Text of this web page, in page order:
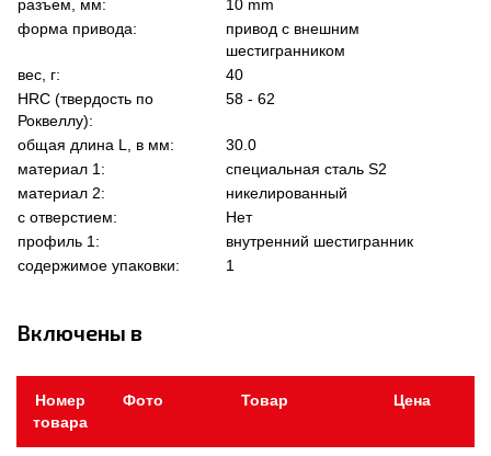
разъем, мм:
10 mm
форма привода:
привод с внешним
шестигранником
вес, г:
40
HRC (твердость по
Роквеллу):
58 - 62
общая длина L, в мм:
30.0
материал 1:
специальная сталь S2
материал 2:
никелированный
с отверстием:
Нет
профиль 1:
внутренний шестигранник
содержимое упаковки:
1
Включены в
Номер
товара
Фото Товар Цена